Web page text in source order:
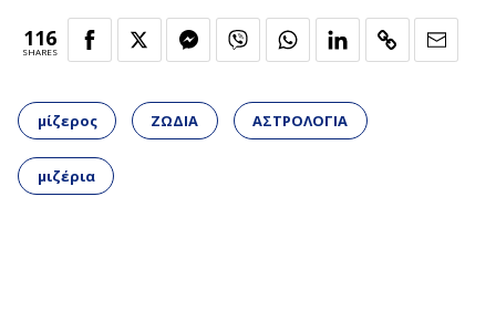
116
SHARES
μίζερος ΖΩΔΙΑ ΑΣΤΡΟΛΟΓΙΑ
μιζέρια